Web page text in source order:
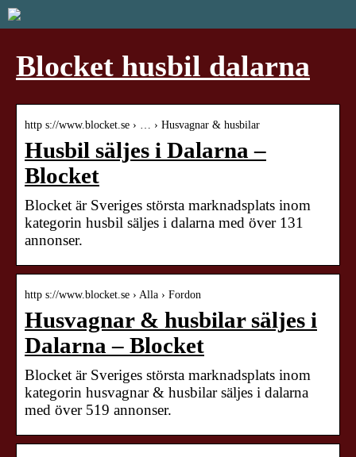
Blocket husbil dalarna
http s://www.blocket.se › … › Husvagnar & husbilar
Husbil säljes i Dalarna –
Blocket
Blocket är Sveriges största marknadsplats inom
kategorin husbil säljes i dalarna med över 131
annonser.
http s://www.blocket.se › Alla › Fordon
Husvagnar & husbilar säljes i
Dalarna – Blocket
Blocket är Sveriges största marknadsplats inom
kategorin husvagnar & husbilar säljes i dalarna
med över 519 annonser.